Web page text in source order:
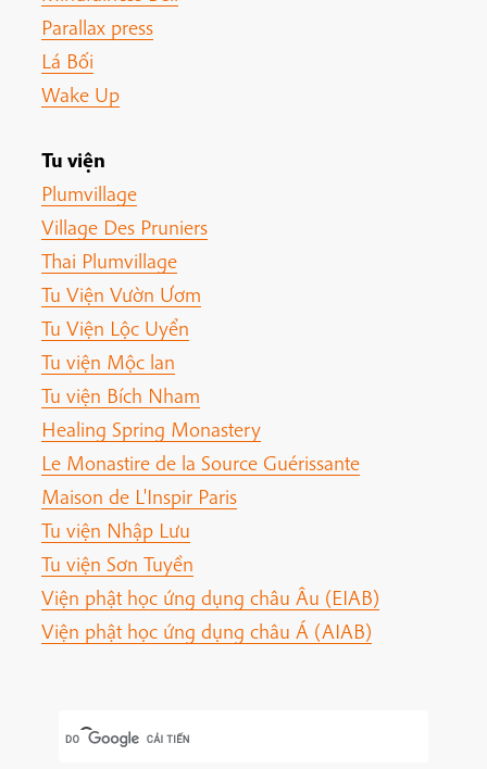
Parallax press
Lá Bối
Wake Up
Tu viện
Plumvillage
Village Des Pruniers
Thai Plumvillage
Tu Viện Vườn Ươm
Tu Viện Lộc Uyển
Tu viện Mộc lan
Tu viện Bích Nham
Healing Spring Monastery
Le Monastire de la Source Guérissante
Maison de L'Inspir Paris
Tu viện Nhập Lưu
Tu viện Sơn Tuyền
Viện phật học ứng dụng châu Âu (EIAB)
Viện phật học ứng dụng châu Á (AIAB)